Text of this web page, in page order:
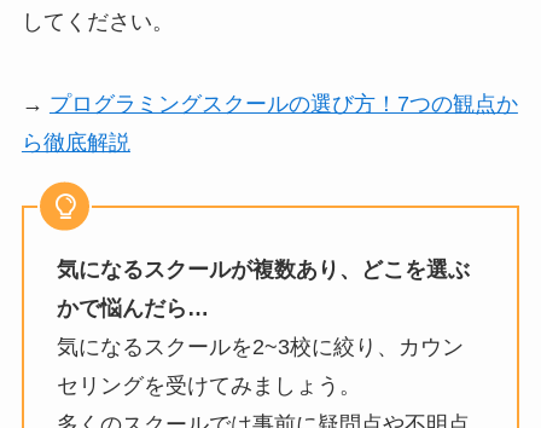
してください。
→ プログラミングスクールの選び方！7つの観点か
ら徹底解説
気になるスクールが複数あり、どこを選ぶ
かで悩んだら…
気になるスクールを2~3校に絞り、カウン
セリングを受けてみましょう。